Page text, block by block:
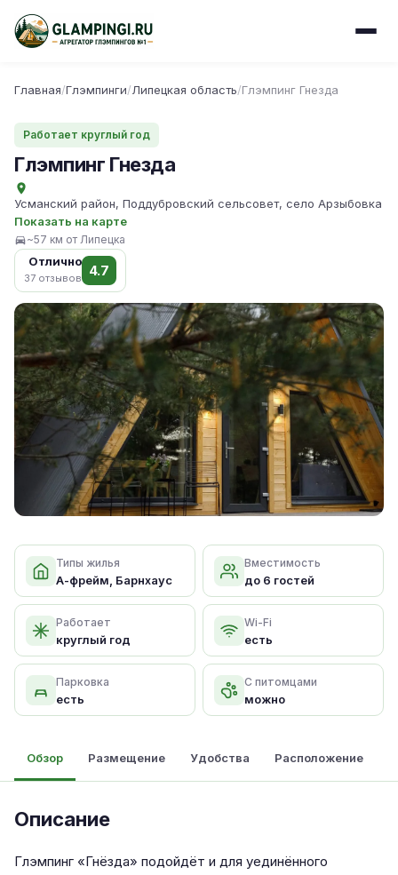
Главная/Глэмпинги/Липецкая область/Глэмпинг Гнезда
Работает круглый год
Глэмпинг Гнезда
Усманский район, Поддубровский сельсовет, село Арзыбовка
Показать на карте
~57 км от Липецка
Отлично
37 отзывов 4.7
Типы жилья
А-фрейм, Барнхаус
Вместимость
до 6 гостей
Работает
круглый год
Wi-Fi
есть
Парковка
есть
С питомцами
можно
Обзор Размещение Удобства Расположение
Описание
Глэмпинг «Гнёзда» подойдёт и для уединённого